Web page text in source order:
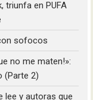
triunfa en PUFA
sofocos
no me maten!»:
(Parte 2)
lee y autoras que